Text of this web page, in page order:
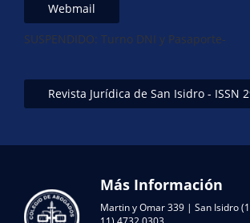
Webmail
SUSPENDIDO: Turno DNI y Pasaporte-
Revista Jurídica de San Isidro - ISSN
Más Información
Martin y Omar 339 | San Isidro